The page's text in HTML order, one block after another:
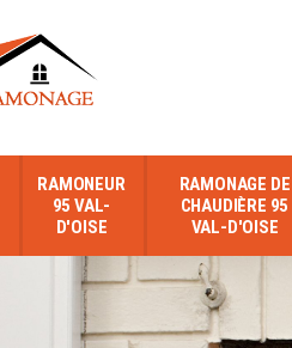
RAMONEUR
95 VAL-
D'OISE
RAMONAGE DE
CHAUDIÈRE 95
VAL-D'OISE